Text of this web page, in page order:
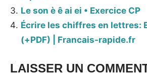
Le son è ê ai ei • Exercice CP
Écrire les chiffres en lettres:
(+PDF) | Francais-rapide.fr
LAISSER UN